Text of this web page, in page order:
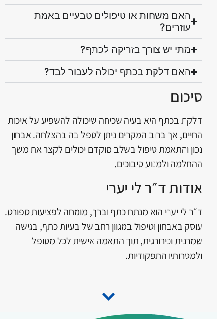
האם משחות או טיפולים טבעיים באמת
עוזרים?
מתי יש צורך בזריקה לכתף?
האם דלקת בכתף יכולה לעבור לבד?
סיכום
דלקת בכתף היא בעיה שכיחה שיכולה להשפיע על איכות
החיים, אך ברוב המקרים ניתן לטפל בה בהצלחה. אבחון
נכון והתאמת טיפול בשלב מוקדם יכולים לקצר את משך
ההחלמה ולמנוע סיבוכים.
אודות ד״ר לי יערי
ד״ר לי יערי הוא מנתח כתף וברך, מומחה לפציעות ספורט.
עוסק באבחון וטיפול במגוון רחב של בעיות כתף, בגישה
שמרנית וכירורגית, תוך התאמה אישית לכל מטופל
ולמטרותיו התפקודיות.